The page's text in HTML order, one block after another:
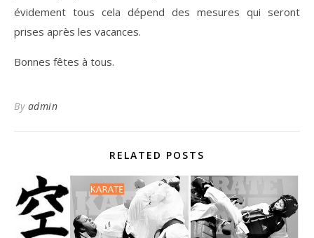
évidement tous cela dépend des mesures qui seront
prises après les vacances.
Bonnes fêtes à tous.
By admin
RELATED POSTS